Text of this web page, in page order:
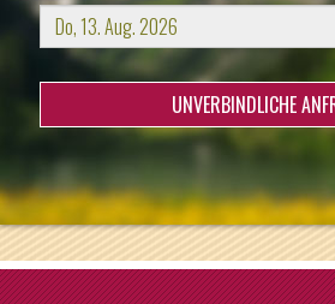
27 28
3 4 5 6
10 11 12 13
17 18 19
24 25 26 27
31 1 2 3
August 2026
Mi Do
28 29
3 4 5 6
10 11 12 13
17 18 19 20